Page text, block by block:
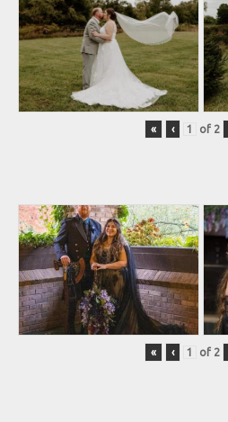
« ‹ of 2
« ‹ of 2